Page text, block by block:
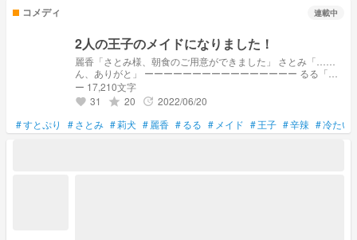
3abaa9192ad3 注意事項 ご本家様とは全く関係ありません
コメディ 連載中
2人の王子のメイドになりました！
麗香「さとみ様、朝食のご用意ができました」 さとみ「……
ん、ありがと」 ーーーーーーーーーーーーーーーー るる「莉
犬様。朝食のご用意ができましたよ」 莉犬「……ありが
と…」 ーーーーーーーーーーーーーーーー なんか少し冷たい
王子のメイドをやることになっちゃいました！？ なぜか王子
がめちゃくちゃ辛辣なんですけど〜〜！？ こんなんでやって
いけるんでしょうか…！ 麗香とのリレー小説です！ 麗香の方
ー 17,210文字
favorite 31 grade 20 update 2022/06/20
#すとぷり #さとみ #莉犬 #麗香 #るる # メイド #王子 #辛辣 #冷たい